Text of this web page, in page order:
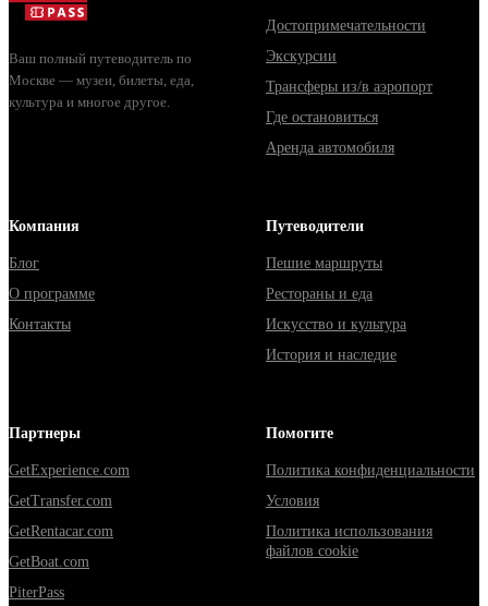
Ваш полный путеводитель по
Москве — музеи, билеты, еда,
культура и многое другое.
Достопримечательности
Экскурсии
Трансферы из/в аэропорт
Где остановиться
Аренда автомобиля
Компания
Блог
О программе
Контакты
Путеводители
Пешие маршруты
Рестораны и еда
Искусство и культура
История и наследие
Партнеры
GetExperience.com
GetTransfer.com
GetRentacar.com
GetBoat.com
PiterPass
Помогите
Политика конфиденциальности
Условия
Политика использования
файлов cookie